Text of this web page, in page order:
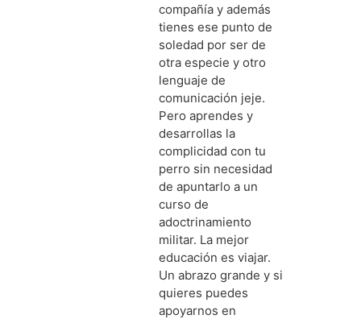
compañía y además
tienes ese punto de
soledad por ser de
otra especie y otro
lenguaje de
comunicación jeje.
Pero aprendes y
desarrollas la
complicidad con tu
perro sin necesidad
de apuntarlo a un
curso de
adoctrinamiento
militar. La mejor
educación es viajar.
Un abrazo grande y si
quieres puedes
apoyarnos en